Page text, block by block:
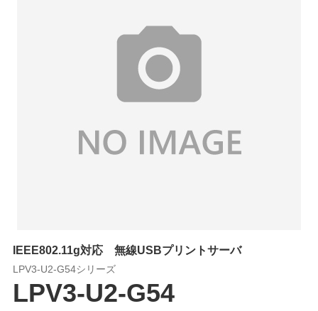
IEEE802.11g対応 無線USBプリントサーバ
LPV3-U2-G54シリーズ
LPV3-U2-G54